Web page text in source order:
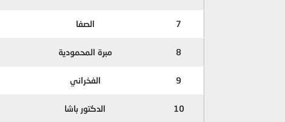
7 الصفا
8 مبرة المحمودية
9 الفخراني
10 الدكتور باشا